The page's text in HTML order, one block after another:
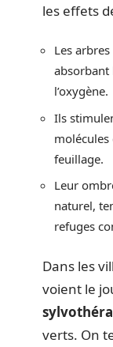
les effets
Les
absorbant
l’oxygène.
Ils
molécules
feuillage.
Leur
naturel,
refuges
Dans les
voient le
verts. On